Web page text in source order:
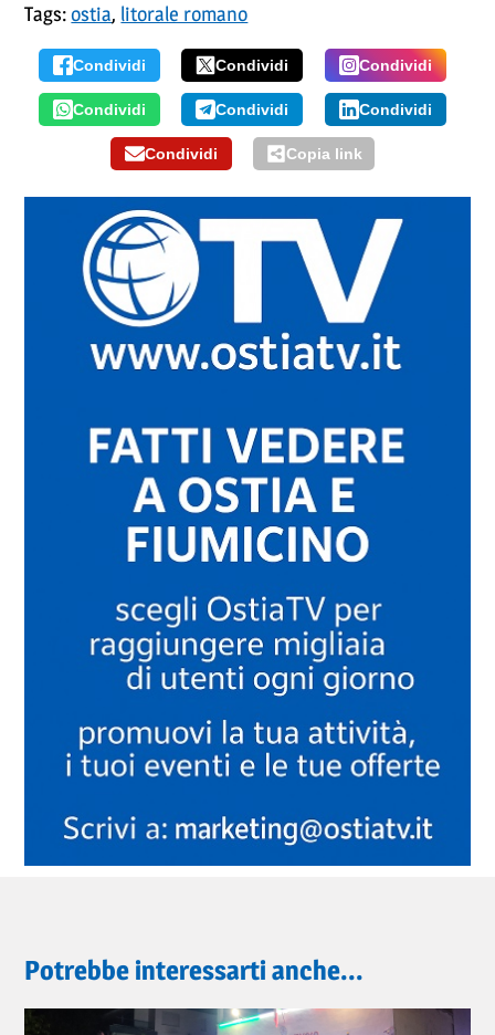
Tags:ostia, litorale romano
Condividi Condividi Condividi
Condividi Condividi Condividi
Condividi Copia link
Potrebbe interessarti anche...